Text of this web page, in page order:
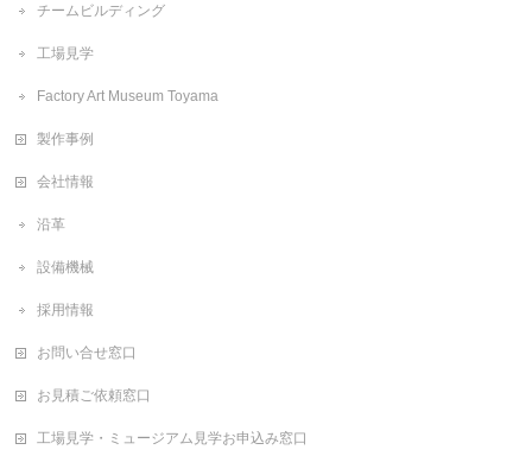
チームビルディング
工場見学
Factory Art Museum Toyama
製作事例
会社情報
沿革
設備機械
採用情報
お問い合せ窓口
お見積ご依頼窓口
工場見学・ミュージアム見学お申込み窓口